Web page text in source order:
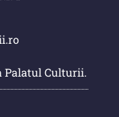
și
și
Palatul Culturii.